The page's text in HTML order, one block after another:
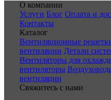
О компании
Услуги Блог Оплата и
Контакты
Каталог
Вентиляционные
вентиляции Детали
Вентиляторы для
вентиляторы
вентиляции
Свяжитесь с нами